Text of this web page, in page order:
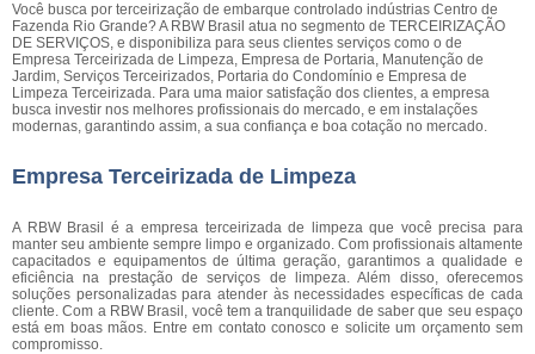
Você busca por terceirização de embarque controlado indústrias Centro de
Fazenda Rio Grande? A RBW Brasil atua no segmento de TERCEIRIZAÇÃO
DE SERVIÇOS, e disponibiliza para seus clientes serviços como o de
Empresa Terceirizada de Limpeza, Empresa de Portaria, Manutenção de
Jardim, Serviços Terceirizados, Portaria do Condomínio e Empresa de
Limpeza Terceirizada. Para uma maior satisfação dos clientes, a empresa
busca investir nos melhores profissionais do mercado, e em instalações
modernas, garantindo assim, a sua confiança e boa cotação no mercado.
Empresa Terceirizada de Limpeza
A RBW Brasil é a empresa terceirizada de limpeza que você precisa para
manter seu ambiente sempre limpo e organizado. Com profissionais altamente
capacitados e equipamentos de última geração, garantimos a qualidade e
eficiência na prestação de serviços de limpeza. Além disso, oferecemos
soluções personalizadas para atender às necessidades específicas de cada
cliente. Com a RBW Brasil, você tem a tranquilidade de saber que seu espaço
está em boas mãos. Entre em contato conosco e solicite um orçamento sem
compromisso.